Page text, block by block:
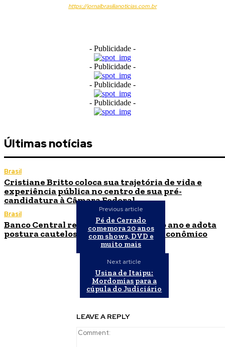
https://jornalbrasilianoticias.com.br
- Publicidade -
- Publicidade -
- Publicidade -
- Publicidade -
Últimas notícias
Brasil
Cristiane Britto coloca sua trajetória de vida e
experiência pública no centro de sua pré-
candidatura à Câmara Federal
Brasil
Banco Central reduz Selic para 14% ao ano e adota
postura cautelosa diante do cenário econômico
Previous article
Pé de Cerrado
comemora 20 anos
com shows, DVD e
muito mais
Next article
Usina de Itaipu:
Mordomias para a
cúpula do Judiciário
LEAVE A REPLY